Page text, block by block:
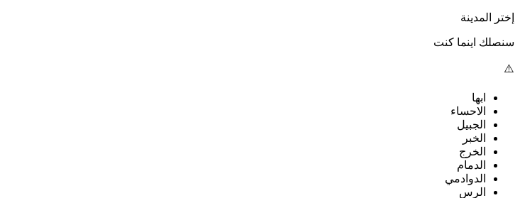
إختر المدينة
سنصلك اينما كنت
ابها
الاحساء
الجبيل
الخبر
الخرج
الدمام
الدوادمي
الرس